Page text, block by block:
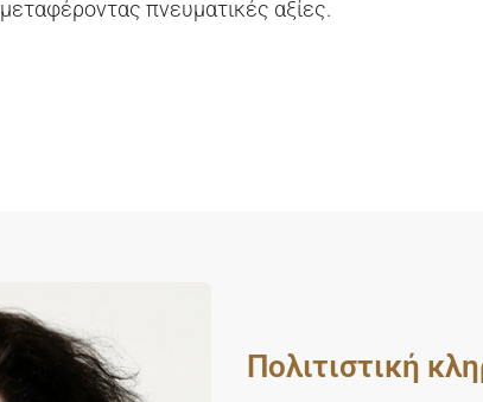
μεταφέροντας πνευματικές αξίες.
Πολιτιστική